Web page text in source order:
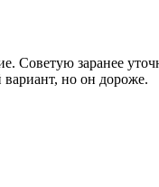
Советую заранее
вариант, но он дороже.